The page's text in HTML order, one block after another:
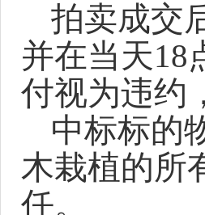
拍卖成交
并在当天18
付视为违约
中标标的
木栽植的所
任。